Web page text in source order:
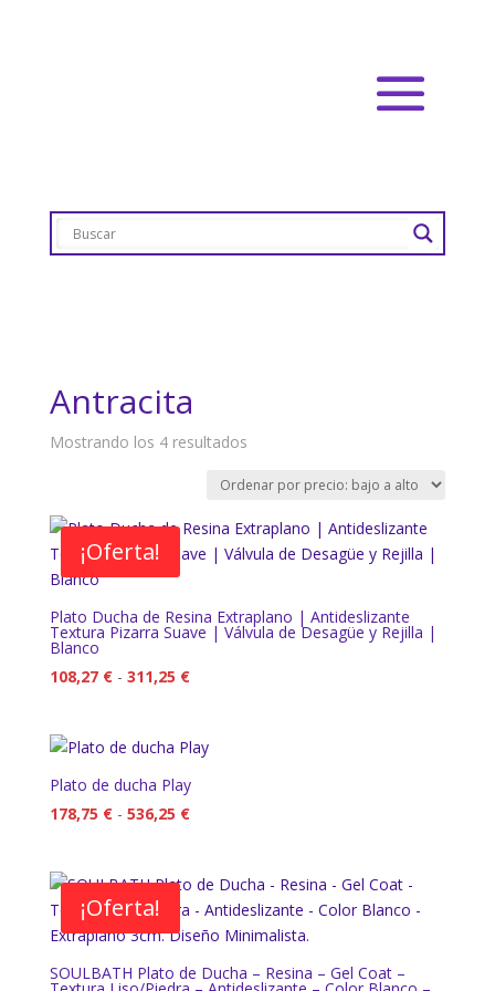
Antracita
Mostrando los 4 resultadosOrdenado
precio:
¡Oferta!
Plato Ducha de Resina Extraplano | Antideslizante
Textura Pizarra Suave | Válvula de Desagüe y Rejilla |
Blanco
108,27 € - 311,25 €Rango
desde
108,27 €
Plato de ducha Play
178,75 € - 536,25 €Rango
desde
178,75 €
hasta
536,25 €
¡Oferta!
SOULBATH Plato de Ducha – Resina – Gel Coat –